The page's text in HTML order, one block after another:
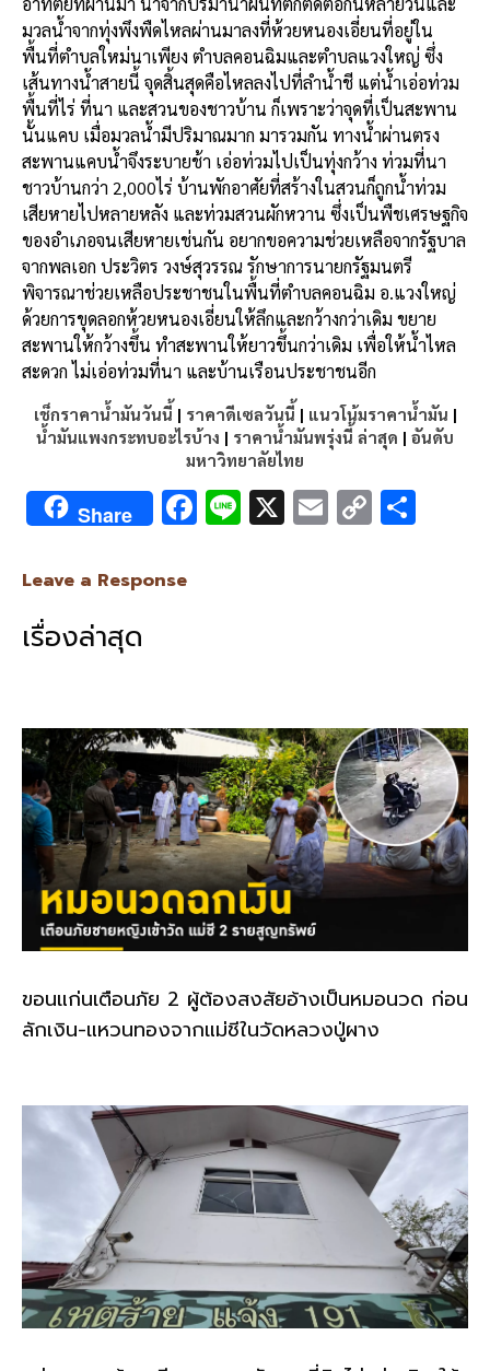
มวลน้ำจากทุ่งพึงพืดไหลผ่านมาลงที่ห้วยหนองเอี่ยนที่อยู่ใน
พื้นที่ตำบลใหม่นาเพียง ตำบลคอนฉิมและตำบลแวงใหญ่ ซึ่ง
เส้นทางน้ำสายนี้ จุดสิ้นสุดคือไหลลงไปที่ลำน้ำชี แต่น้ำเอ่อท่วม
พื้นที่ไร่ ที่นา และสวนของชาวบ้าน ก็เพราะว่าจุดที่เป็นสะพาน
นั้นแคบ เมื่อมวลน้ำมีปริมาณมาก มารวมกัน ทางน้ำผ่านตรง
สะพานแคบน้ำจึงระบายช้า เอ่อท่วมไปเป็นทุ่งกว้าง ท่วมที่นา
ชาวบ้านกว่า 2,000ไร่ บ้านพักอาศัยที่สร้างในสวนก็ถูกน้ำท่วม
เสียหายไปหลายหลัง และท่วมสวนผักหวาน ซึ่งเป็นพืชเศรษฐกิจ
ของอำเภอจนเสียหายเช่นกัน อยากขอความช่วยเหลือจากรัฐบาล
จากพลเอก ประวิตร วงษ์สุวรรณ รักษาการนายกรัฐมนตรี
พิจารณาช่วยเหลือประชาชนในพื้นที่ตำบลคอนฉิม อ.แวงใหญ่
ด้วยการขุดลอกห้วยหนองเอี่ยนให้ลึกและกว้างกว่าเดิม ขยาย
สะพานให้กว้างขึ้น ทำสะพานให้ยาวขึ้นกว่าเดิม เพื่อให้น้ำไหล
สะดวก ไม่เอ่อท่วมที่นา และบ้านเรือนประชาชนอีก
เช็กราคาน้ำมันวันนี้ | ราคาดีเซลวันนี้ | แนวโน้มราคาน้ำมัน |
น้ำมันแพงกระทบอะไรบ้าง | ราคาน้ำมันพรุ่งนี้ ล่าสุด | อันดับ
มหาวิทยาลัยไทย
Share F
k
Li X E C
Leave a Response
เรื่องล่าสุด
ขอนแก่นเตือนภัย 2 ผู้ต้องสงสัยอ้างเป็นหมอนวด ก่อน
ลักเงิน-แหวนทองจากแม่ชีในวัดหลวงปู่ผาง